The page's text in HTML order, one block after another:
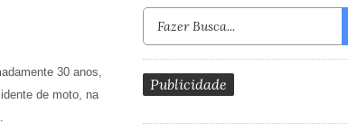
30 anos,
de moto, na
Publicidade